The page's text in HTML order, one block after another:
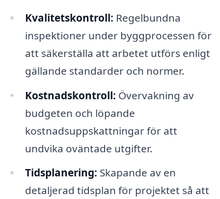
Kvalitetskontroll: Regelbundna
inspektioner under byggprocessen för
att säkerställa att arbetet utförs enligt
gällande standarder och normer.
Kostnadskontroll: Övervakning av
budgeten och löpande
kostnadsuppskattningar för att
undvika oväntade utgifter.
Tidsplanering: Skapande av en
detaljerad tidsplan för projektet så att